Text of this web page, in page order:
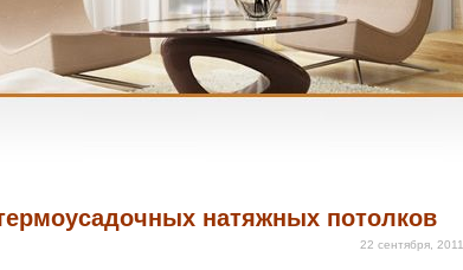
натяжных потолков
22 сентября, 2011